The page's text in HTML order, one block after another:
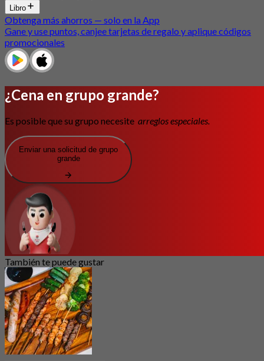
Libro
Obtenga más ahorros — solo en la App
Gane y use puntos, canjee tarjetas de regalo y aplique códigos
promocionales
¿Cena en grupo grande?
Es posible que su grupo necesite arreglos especiales.
Enviar una solicitud de grupo
grande
También te puede gustar